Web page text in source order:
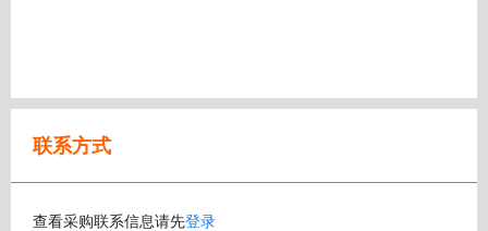
联系方式
查看采购联系信息请先登录